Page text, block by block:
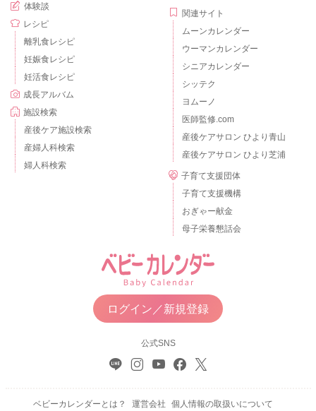
体験談
レシピ
離乳食レシピ
妊娠食レシピ
妊活食レシピ
成長アルバム
施設検索
産後ケア施設検索
産婦人科検索
婦人科検索
関連サイト
ムーンカレンダー
ウーマンカレンダー
シニアカレンダー
シッテク
ヨムーノ
医師監修.com
産後ケアサロン ひより青山
産後ケアサロン ひより芝浦
子育て支援団体
子育て支援機構
おぎゃー献金
母子栄養懇話会
ログイン／新規登録
公式SNS
ベビーカレンダーとは？ 運営会社 個人情報の取扱いについて